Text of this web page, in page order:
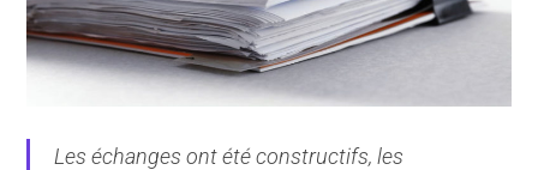
Les échanges ont été constructifs, les